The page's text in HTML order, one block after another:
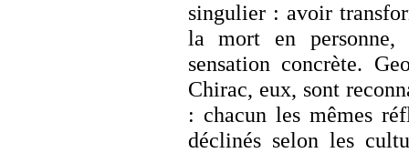
singulier : avoir
la mort en
sensation concrète.
Chirac, eux, sont
: chacun les mêmes
déclinés selon les